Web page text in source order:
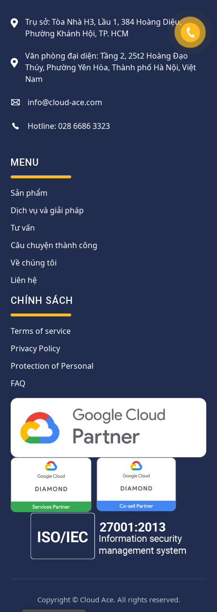
Trụ sở: Tòa Nhà H3, Lầu 1, 384 Hoàng Diệu,
Phường Khánh Hội, TP. HCM
Văn phòng đại diện: Tầng 2, 25t2 Hoàng Đạo
Thúy, Phường Yên Hòa, Thành phố Hà Nội, Việt
Nam
info@cloud-ace.com
Hotline:028 6686 3323
MENU
Sản phẩm
Dịch vụ và giải pháp
Tư vấn
Câu chuyện thành công
Về chúng tôi
Liên hệ
CHÍNH SÁCH
Terms of service
Privacy Policy
Protection of Personal
FAQ
Copyright © Cloud Ace. All rights reserved.